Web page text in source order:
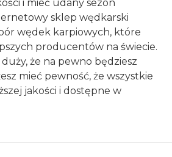
i mieć udany sezon
sklep wędkarski
wędek karpiowych, które
producentów na świecie.
że na pewno będziesz
mieć pewność, że wszystkie
jakości i dostępne w